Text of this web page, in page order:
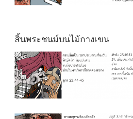
สิ้นพระชนม์บนไม้กางเขน